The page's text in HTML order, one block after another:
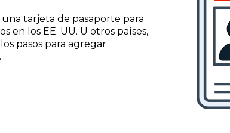
tarjeta de pasaporte para
en los EE. UU. U otros países,
pasos para agregar